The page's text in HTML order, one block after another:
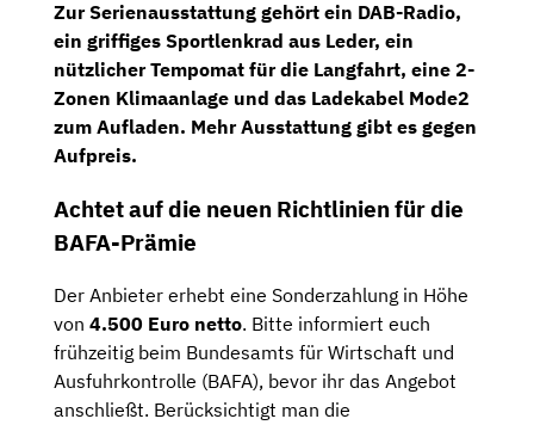
Zur Serienausstattung gehört ein DAB-Radio,
ein griffiges Sportlenkrad aus Leder, ein
nützlicherTempomat für die Langfahrt, eine 2-
Zonen Klimaanlage und das Ladekabel Mode2
zum Aufladen. Mehr Ausstattung gibt es gegen
Aufpreis.
Achtet auf die neuen Richtlinien für die
BAFA-Prämie
Der Anbieter erhebt eine Sonderzahlung in Höhe
von 4.500 Euro netto. Bitte informiert euch
frühzeitig beim Bundesamts für Wirtschaft und
Ausfuhrkontrolle (BAFA), bevor ihr das Angebot
anschließt. Berücksichtigt man die